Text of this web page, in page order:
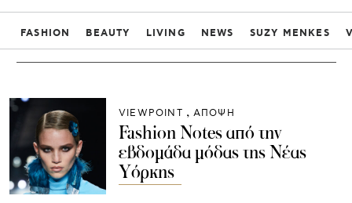
FASHION BEAUTY LIVING NEWS SUZY MENKES
VIEWPOINT ΑΠΟΨΗ
Fashion Notes από την
εβδομάδα μόδας της Νέας
Υόρκης